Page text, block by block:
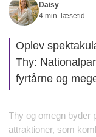
Daisy
4 min. læsetid
Oplev
Thy:
fyrtårne og
Thy og omegn
attraktioner, som